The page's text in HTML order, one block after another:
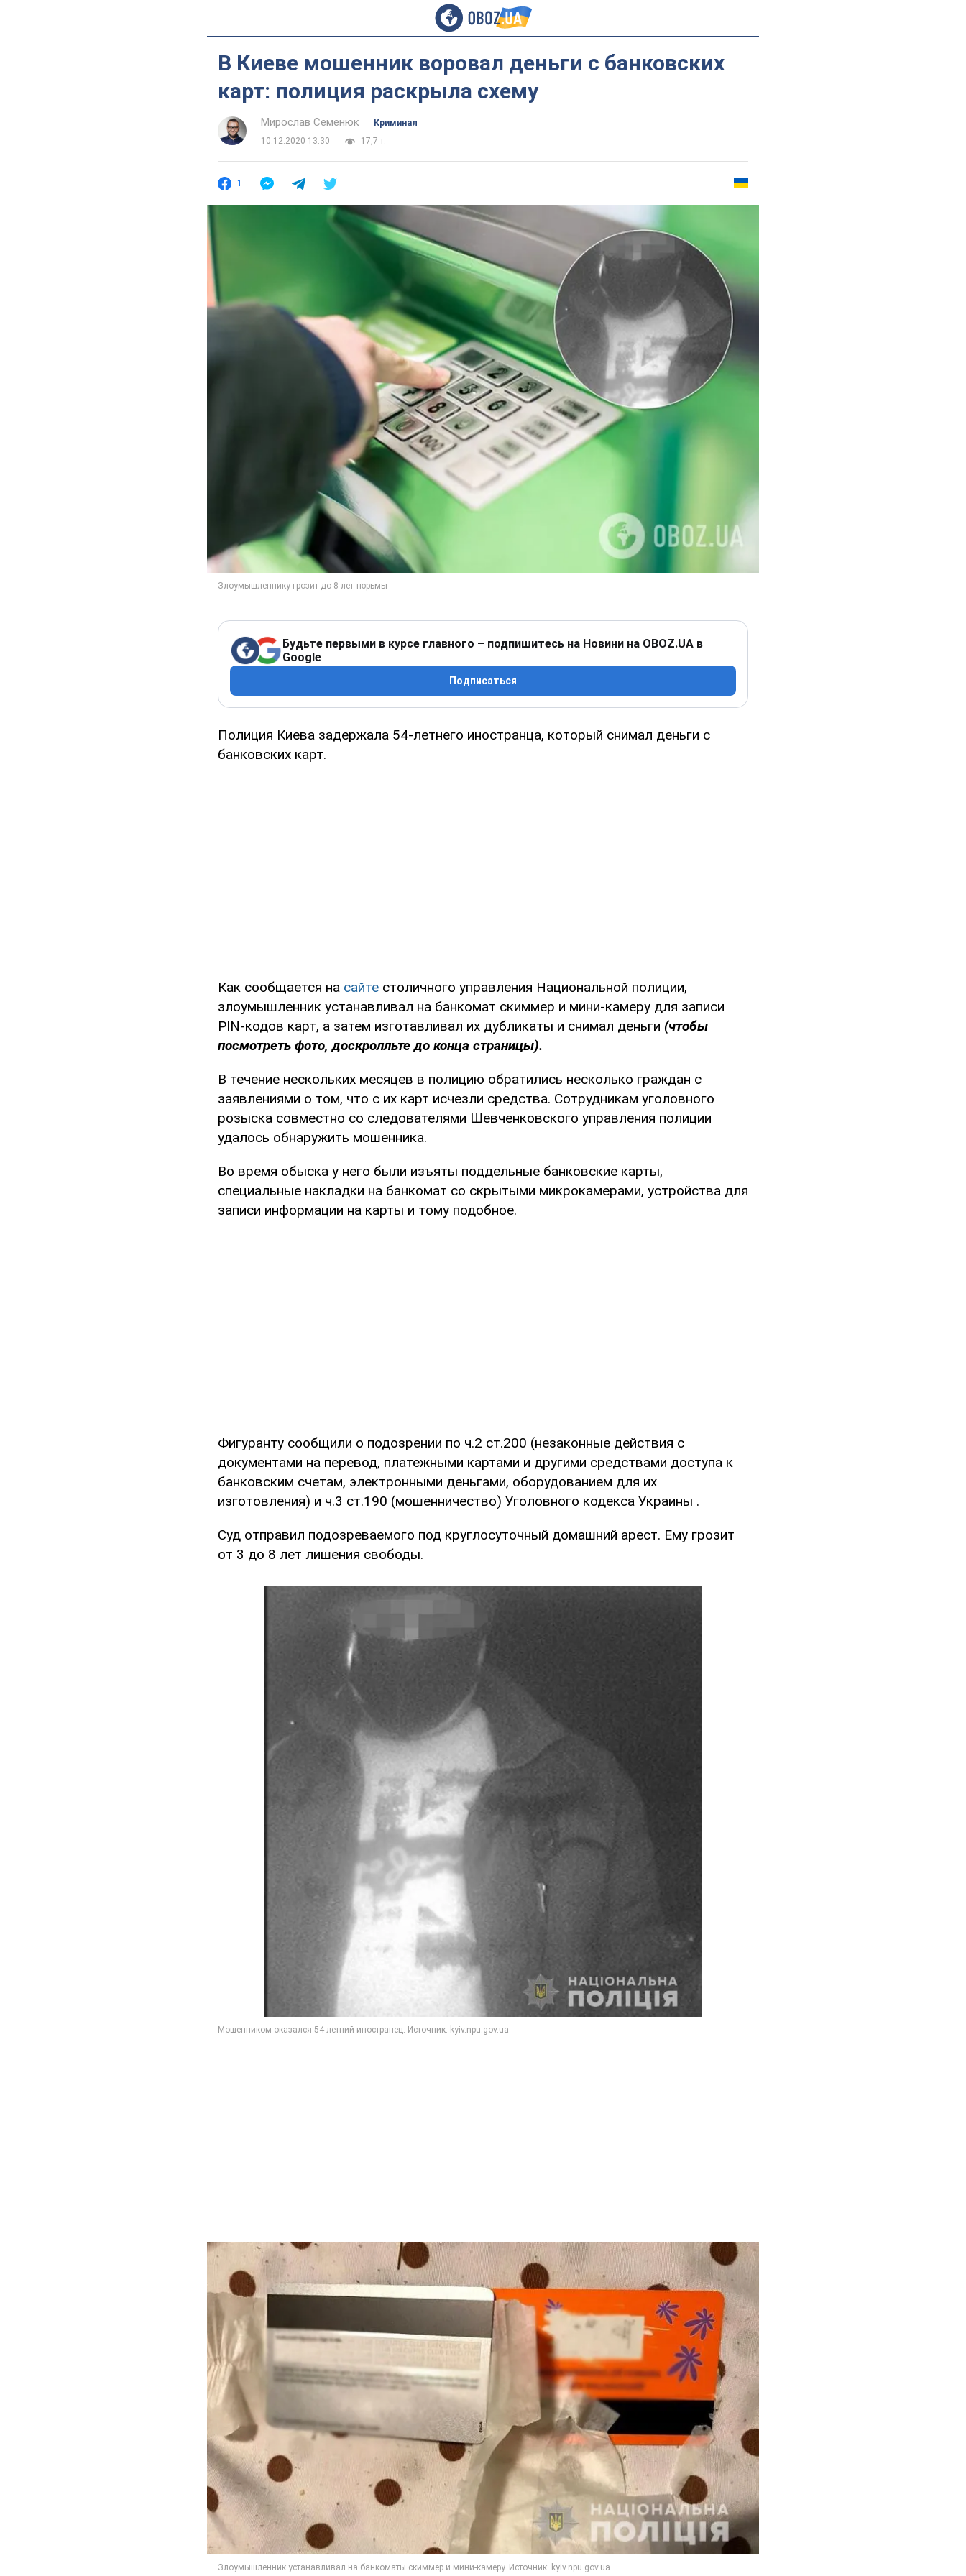
В Киеве мошенник воровал деньги с банковских
карт: полиция раскрыла схему
Мирослав Семенюк
Криминал
10.12.2020 13:30
17,7 т.
1
Будьте первыми в курсе главного – подпишитесь на Новини на OBOZ.UA в
Google
Подписаться
Полиция Киева задержала 54-летнего иностранца, который снимал деньги с
банковских карт.
Как сообщается на сайте столичного управления Национальной полиции,
злоумышленник устанавливал на банкомат скиммер и мини-камеру для записи
PIN-кодов карт, а затем изготавливал их дубликаты и снимал деньги (чтобы
посмотреть фото, доскролльте до конца страницы).
В течение нескольких месяцев в полицию обратились несколько граждан с
заявлениями о том, что с их карт исчезли средства. Сотрудникам уголовного
розыска совместно со следователями Шевченковского управления полиции
удалось обнаружить мошенника.
Во время обыска у него были изъяты поддельные банковские карты,
специальные накладки на банкомат со скрытыми микрокамерами, устройства для
записи информации на карты и тому подобное.
Фигуранту сообщили о подозрении по ч.2 ст.200 (незаконные действия с
документами на перевод, платежными картами и другими средствами доступа к
банковским счетам, электронными деньгами, оборудованием для их
изготовления) и ч.3 ст.190 (мошенничество) Уголовного кодекса Украины .
Суд отправил подозреваемого под круглосуточный домашний арест. Ему грозит
от 3 до 8 лет лишения свободы.